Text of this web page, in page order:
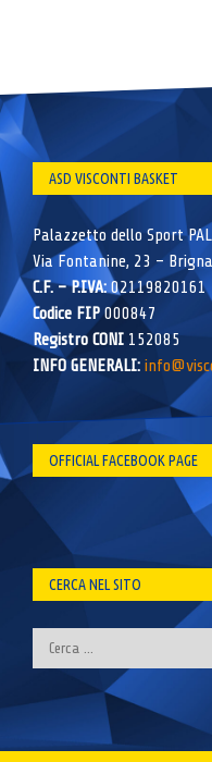
ASD VISCONTI BASKET
Palazzetto dello Sport
Via Fontanine, 23 –
C.F. – P.IVA:02119820161
Codice FIP000847
Registro CONI 152085
INFO GENERALI:
OFFICIAL FACEBOOK PAGE
CERCA NEL SITO